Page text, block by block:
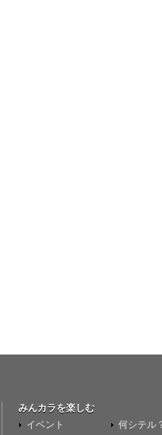
みんカラを楽しむ
イベント
何シテル